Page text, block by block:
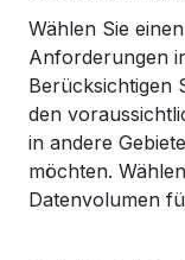
Wählen Sie
Anforderungen
Berücksichtigen
den
in andere
möchten.
Datenvolumen